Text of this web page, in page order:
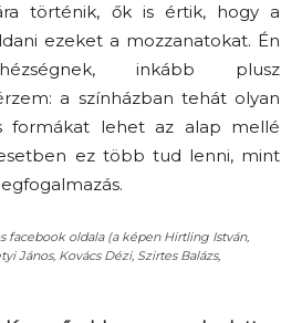
történik, ők is értik, hogy a
ezeket a mozzanatokat. Én
inkább plusz
a színházban tehát olyan
formákat lehet az alap mellé
ez több tud lenni, mint
facebook oldala (a képen Hirtling István,
János, Kovács Dézi, Szirtes Balázs,